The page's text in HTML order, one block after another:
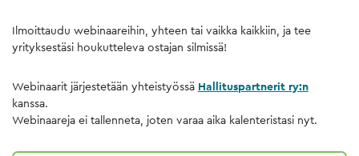
Ilmoittaudu webinaareihin, yhteen tai vaikka kaikkiin, ja tee
yrityksestäsi houkutteleva ostajan silmissä!
Webinaarit järjestetään yhteistyössä Hallituspartnerit ry:n
kanssa.
Webinaareja ei tallenneta, joten varaa aika kalenteristasi nyt.